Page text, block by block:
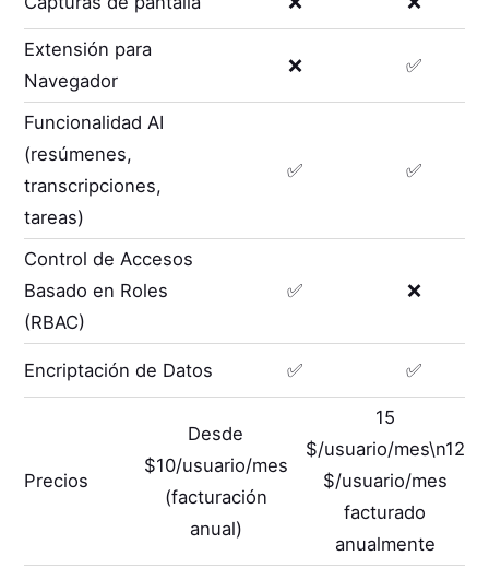
Extensión para
Navegador
❌ ✅
Funcionalidad AI
(resúmenes,
transcripciones,
tareas)
✅ ✅
Control de Accesos
Basado en Roles
(RBAC)
✅ ❌
Encriptación de Datos ✅ ✅
Precios
Desde
$10/usuario/mes
(facturación
anual)
15
$/usuario/mes\n12
$/usuario/mes
facturado
anualmente